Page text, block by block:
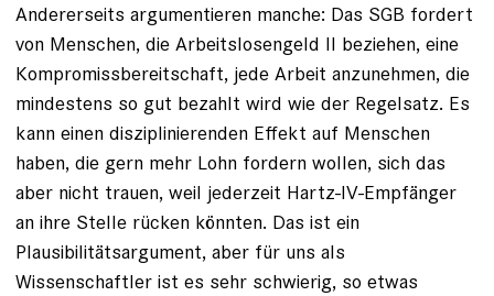
Andererseits argumentieren manche: Das SGB fordert
von Menschen, die Arbeitslosengeld II beziehen, eine
Kompromissbereitschaft, jede Arbeit anzunehmen, die
mindestens so gut bezahlt wird wie der Regelsatz. Es
kann einen disziplinierenden Effekt auf Menschen
haben, die gern mehr Lohn fordern wollen, sich das
aber nicht trauen, weil jederzeit Hartz-IV-Empfänger
an ihre Stelle rücken könnten. Das ist ein
Plausibilitätsargument, aber für uns als
Wissenschaftler ist es sehr schwierig, so etwas